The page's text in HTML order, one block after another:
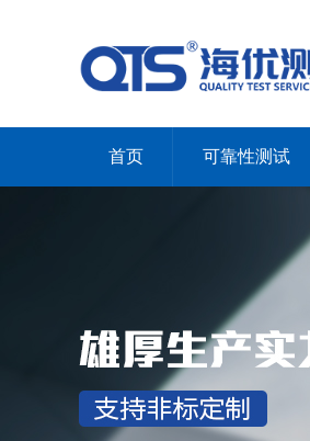
首页 可靠性测试